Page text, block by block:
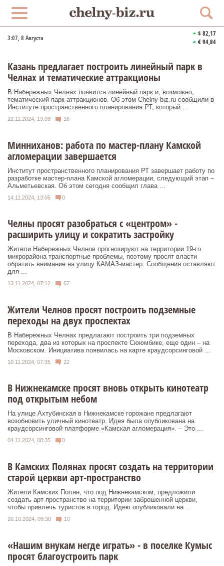
3:07, 8 Августа
$ 82,17
€ 94,84
Казань предлагает построить линейный парк в
Челнах и тематические аттракционы
В Набережных Челнах появится линейный парк и, возможно,
тематический парк аттракционов. Об этом Chelny-biz.ru сообщили в
Институте пространственного планирования РТ, который ...
22.11.2024, 19:09 16
Минниханов: работа по мастер-плану Камской
агломерации завершается
Институт пространственного планирования РТ завершает работу по
разработке мастер-плана Камской агломерации, следующий этап –
Альметьевская. Об этом сегодня сообщил глава ...
14.11.2024, 13:05 0
Челны просят разобраться с «центром» -
расширить улицу и сократить застройку
Жители Набережных Челнов прогнозируют на территории 19-го
микрорайона транспортные проблемы, поэтому просят власти
обратить внимание на улицу КАМАЗ-мастер. Сообщения оставляют
для ...
13.11.2024, 07:12 67
Жители Челнов просят построить подземные
переходы на двух проспектах
В Набережных Челнах предлагают построить три подземных
перехода, два из которых на проспекте Сююмбике, еще один – на
Московском. Инициатива появилась на карте краудсорсинговой ...
10.11.2024, 07:35 22
В Нижнекамске просят вновь открыть кинотеатр
под открытым небом
На улице Ахтубинская в Нижнекамске горожане предлагают
возобновить уличный кинотеатр. Идея была опубликована на
краудсорсинговой платформе «Камская агломерация». – Это ...
04.11.2024, 08:35 0
В Камских Полянах просят создать на территории
старой церкви арт-пространство
Жители Камских Полян, что под Нижнекамском, предложили
создать арт-пространство на территории заброшенной церкви,
чтобы привлечь туристов в город. Идею опубликовали на ...
20.10.2024, 09:30 10
«Нашим внукам негде играть» - в поселке Кумыс
просят благоустроить парк